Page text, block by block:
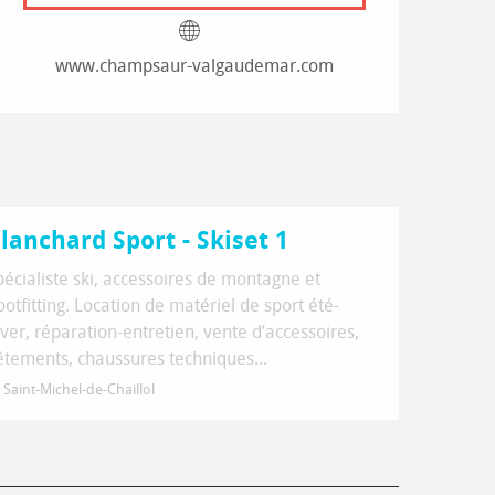
www.champsaur-valgaudemar.com
Sport - Skiset 1
ski, accessoires de montagne et
Location de matériel de sport été-
réparation-entretien, vente d’accessoires,
chaussures techniques...
Saint-Michel-de-Chaillol